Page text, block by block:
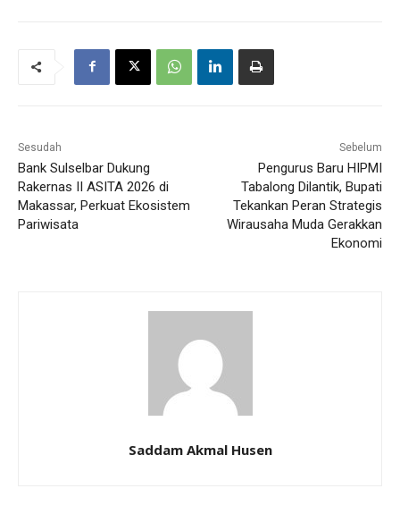
Sesudah
Bank Sulselbar Dukung
Rakernas II ASITA 2026 di
Makassar, Perkuat Ekosistem
Pariwisata
Sebelum
Pengurus Baru HIPMI
Tabalong Dilantik, Bupati
Tekankan Peran Strategis
Wirausaha Muda Gerakkan
Ekonomi
Saddam Akmal Husen